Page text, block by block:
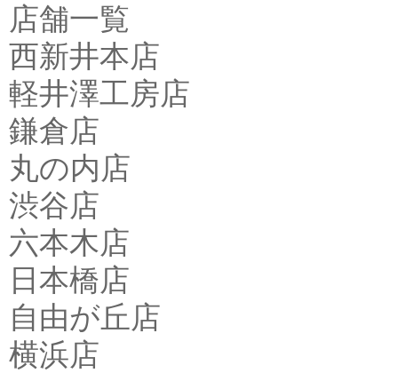
店舗一覧
西新井本店
軽井澤工房店
鎌倉店
丸の内店
渋谷店
六本木店
日本橋店
自由が丘店
横浜店